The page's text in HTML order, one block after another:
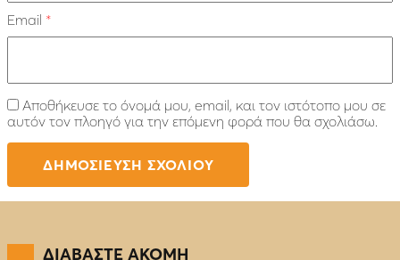
Email *
Αποθήκευσε το όνομά μου, email, και τον ιστότοπο μου σε
αυτόν τον πλοηγό για την επόμενη φορά που θα σχολιάσω.
ΔΙΑΒΑΣΤΕ ΑΚΟΜΗ